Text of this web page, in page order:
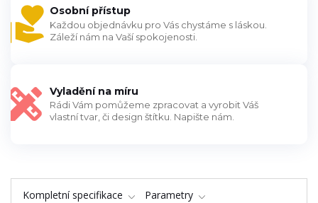
Osobní přístup
Každou objednávku pro Vás chystáme s láskou.
Záleží nám na Vaší spokojenosti.
Vyladění na míru
Rádi Vám pomůžeme zpracovat a vyrobit Váš
vlastní tvar, či design štítku. Napište nám.
Kompletní specifikace Parametry